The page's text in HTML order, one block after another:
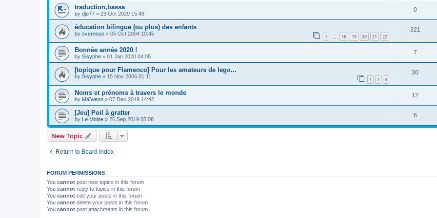
traduction,bassa
by dje77 » 23 Oct 2020 15:48
0
éducation bilingue (ou plus) des enfants
by svernoux » 05 Oct 2004 10:45 1 … 18 19 20 21 22
321
Bonnée année 2020 !
by Sisyphe » 01 Jan 2020 04:05
7
[topique pour Flamenco] Pour les amateurs de lego...
by Sisyphe » 15 Nov 2006 01:11 1 2 3
30
Noms et prénoms à travers le monde
by Maïwenn » 07 Dec 2019 14:42
12
[Jeu] Poil à gratter
by Le Moine » 26 Sep 2019 05:08
6
New Topic
Return to Board Index
FORUM PERMISSIONS
You cannot post new topics in this forum
You cannot reply to topics in this forum
You cannot edit your posts in this forum
You cannot delete your posts in this forum
You cannot post attachments in this forum